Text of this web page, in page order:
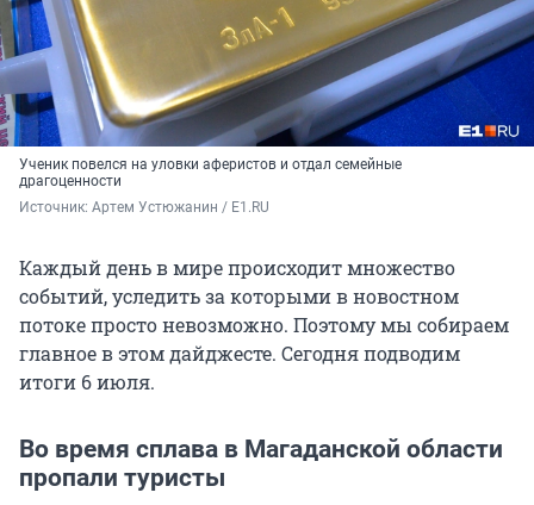
Ученик повелся на уловки аферистов и отдал семейные
драгоценности
Источник: Артем Устюжанин / E1.RU
Каждый день в мире происходит множество
событий, уследить за которыми в новостном
потоке просто невозможно. Поэтому мы собираем
главное в этом дайджесте. Сегодня подводим
итоги 6 июля.
Во время сплава в Магаданской области
пропали туристы